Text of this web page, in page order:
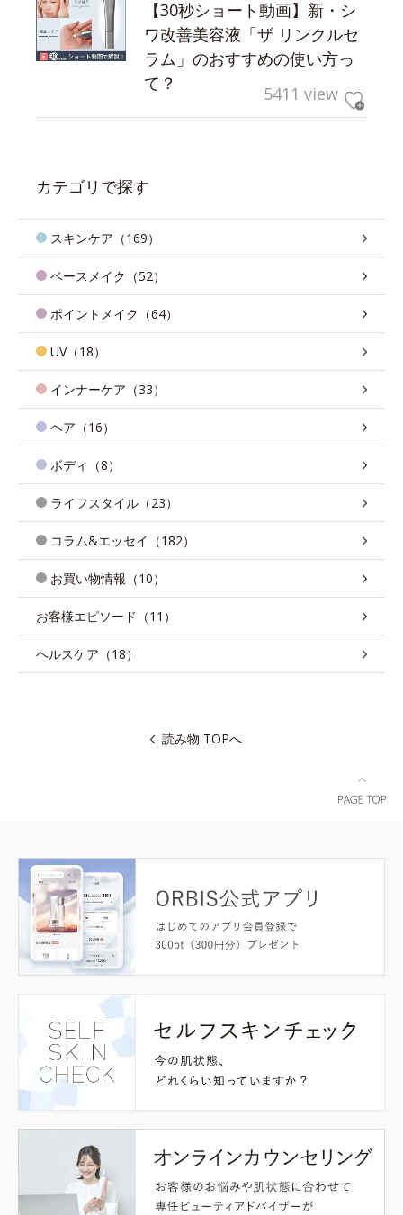
【30秒ショート動画】新・シ
ワ改善美容液「ザ リンクルセ
ラム」のおすすめの使い方っ
て？
5411 view
カテゴリで探す
スキンケア（169）
ベースメイク（52）
ポイントメイク（64）
UV（18）
インナーケア（33）
ヘア（16）
ボディ（8）
ライフスタイル（23）
コラム&エッセイ（182）
お買い物情報（10）
お客様エピソード（11）
ヘルスケア（18）
読み物 TOPへ